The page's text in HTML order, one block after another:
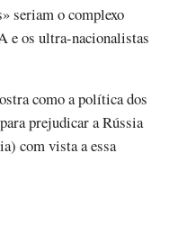
seriam o complexo
os ultra-nacionalistas
como a política dos
prejudicar a Rússia
com vista a essa